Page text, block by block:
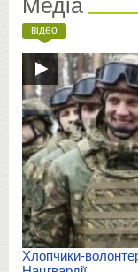
відео
Хлопчики-